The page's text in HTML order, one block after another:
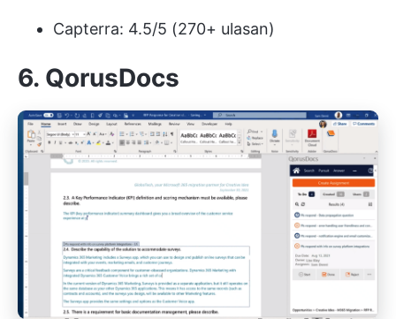
Capterra: 4.5/5 (270+ ulasan)
6. QorusDocs